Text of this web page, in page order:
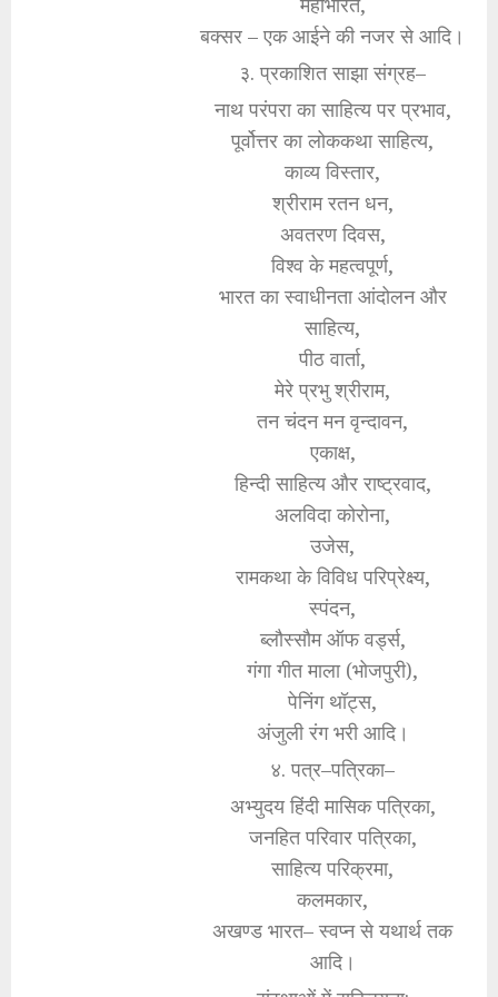
बक्सर – एक आईने की नजर से आदि।
३. प्रकाशित साझा संग्रह–
नाथ परंपरा का साहित्य पर प्रभाव,
पूर्वोत्तर का लोककथा साहित्य,
काव्य विस्तार,
श्रीराम रतन धन,
अवतरण दिवस,
विश्व के महत्वपूर्ण,
भारत का स्वाधीनता आंदोलन और
साहित्य,
पीठ वार्ता,
मेरे प्रभु श्रीराम,
तन चंदन मन वृन्दावन,
एकाक्ष,
हिन्दी साहित्य और राष्ट्रवाद,
अलविदा कोरोना,
उजेस,
रामकथा के विविध परिप्रेक्ष्य,
स्पंदन,
ब्लौस्सौम ऑफ वर्ड्स,
गंगा गीत माला (भोजपुरी),
पेनिंग थॉट्स,
अंजुली रंग भरी आदि।
४. पत्र–पत्रिका–
अभ्युदय हिंदी मासिक पत्रिका,
जनहित परिवार पत्रिका,
साहित्य परिक्रमा,
कलमकार,
अखण्ड भारत– स्वप्न से यथार्थ तक
आदि।